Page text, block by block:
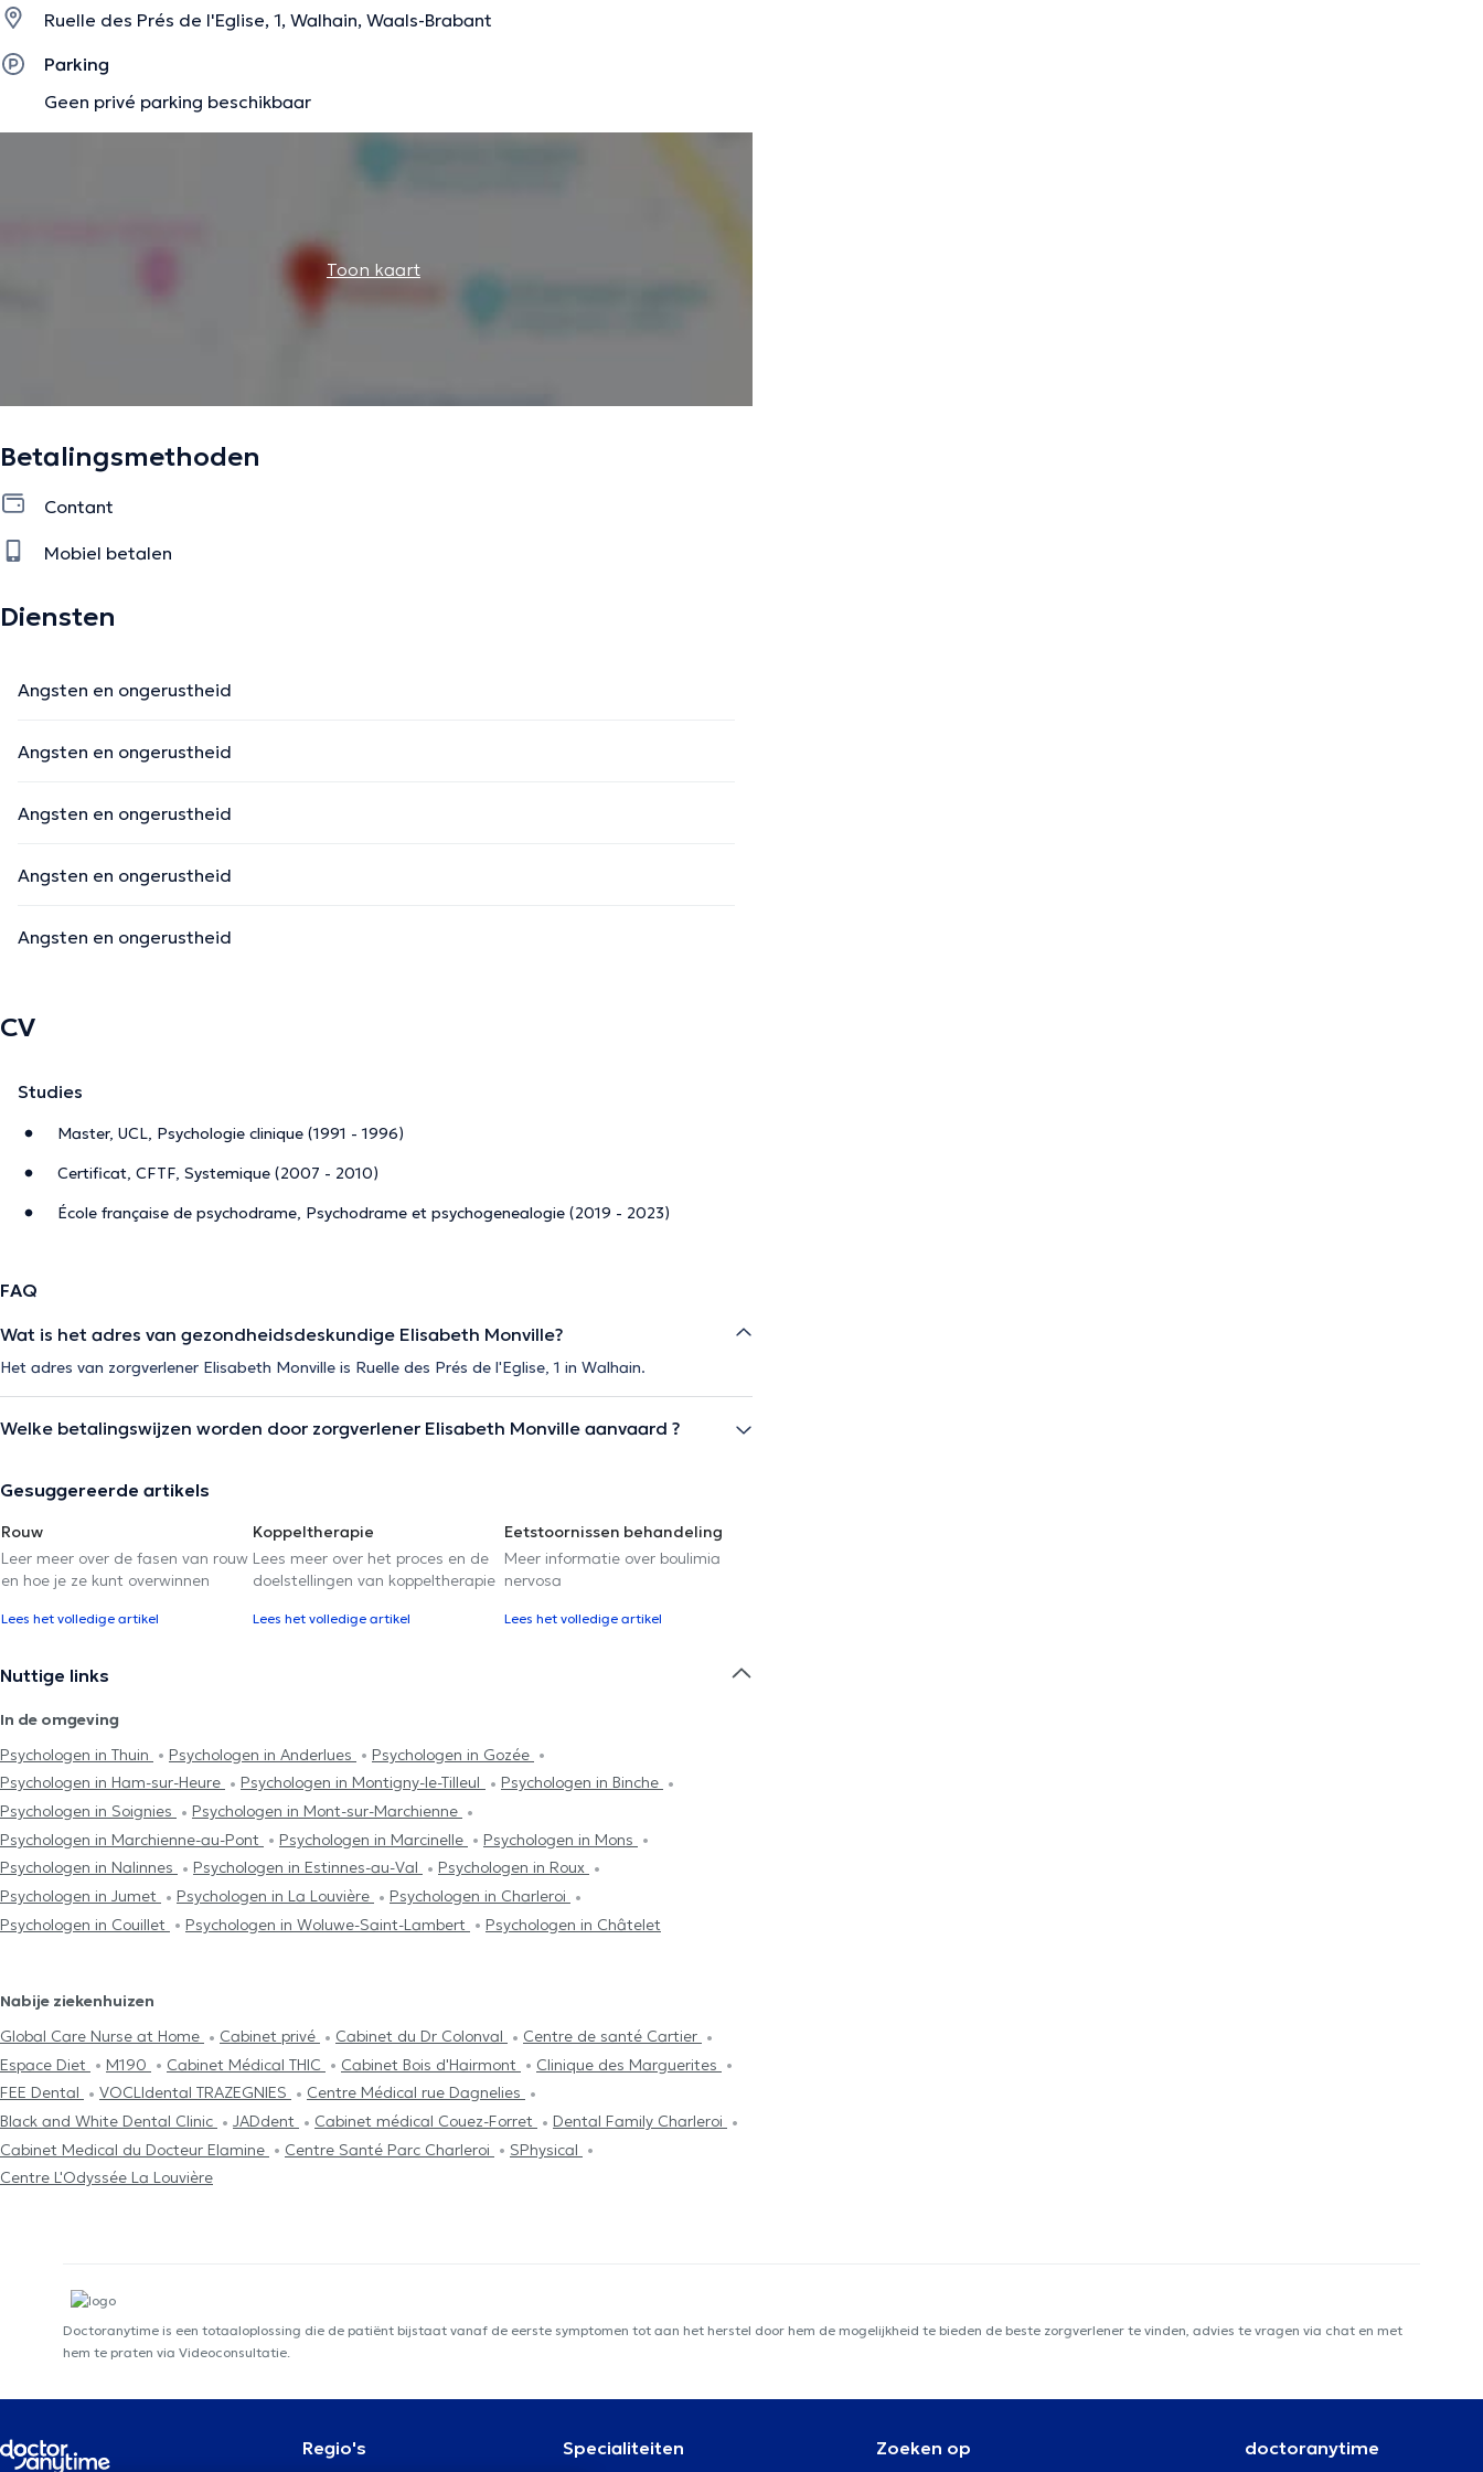
Ruelle des Prés de l'Eglise, 1, Walhain, Waals-Brabant
Parking
Geen privé parking beschikbaar
Toon kaart
Betalingsmethoden
Contant
Mobiel betalen
Diensten
Angsten en ongerustheid
Angsten en ongerustheid
Angsten en ongerustheid
Angsten en ongerustheid
Angsten en ongerustheid
CV
Studies
Master, UCL, Psychologie clinique (1991 - 1996)
Certificat, CFTF, Systemique (2007 - 2010)
École française de psychodrame, Psychodrame et psychogenealogie (2019 - 2023)
FAQ
Wat is het adres van gezondheidsdeskundige Elisabeth Monville?
Het adres van zorgverlener Elisabeth Monville is Ruelle des Prés de l'Eglise, 1 in Walhain.
Welke betalingswijzen worden door zorgverlener Elisabeth Monville aanvaard ?
Gesuggereerde artikels
Rouw
Leer meer over de fasen van rouw
en hoe je ze kunt overwinnen
Lees het volledige artikel
Koppeltherapie
Lees meer over het proces en de
doelstellingen van koppeltherapie
Lees het volledige artikel
Eetstoornissen behandeling
Meer informatie over boulimia
nervosa
Lees het volledige artikel
Nuttige links
In de omgeving
Psychologen in Thuin
Psychologen in Anderlues
Psychologen in Gozée
Psychologen in Ham-sur-Heure
Psychologen in Montigny-le-Tilleul
Psychologen in Binche
Psychologen in Soignies
Psychologen in Mont-sur-Marchienne
Psychologen in Marchienne-au-Pont
Psychologen in Marcinelle
Psychologen in Mons
Psychologen in Nalinnes
Psychologen in Estinnes-au-Val
Psychologen in Roux
Psychologen in Jumet
Psychologen in La Louvière
Psychologen in Charleroi
Psychologen in Couillet
Psychologen in Woluwe-Saint-Lambert Psychologen in Châtelet
Nabije ziekenhuizen
Global Care Nurse at Home
Cabinet privé Cabinet du Dr Colonval
Centre de santé Cartier
Espace Diet
M190 Cabinet Médical THIC Cabinet Bois d'Hairmont
Clinique des Marguerites
FEE Dental
VOCLIdental TRAZEGNIES
Centre Médical rue Dagnelies
Black and White Dental Clinic
JADdent Cabinet médical Couez-Forret
Dental Family Charleroi
Cabinet Medical du Docteur Elamine
Centre Santé Parc Charleroi
SPhysical
Centre L'Odyssée La Louvière
Doctoranytime is een totaaloplossing die de patiënt bijstaat vanaf de eerste symptomen tot aan het herstel door hem de mogelijkheid te bieden de beste zorgverlener te vinden, advies te vragen via chat en met
hem te praten via Videoconsultatie.
Regio's Specialiteiten Zoeken op doctoranytime